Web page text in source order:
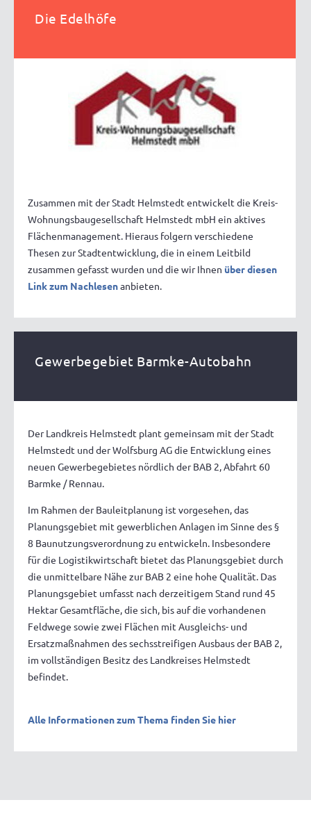
Die Edelhöfe
Zusammen mit der Stadt Helmstedt entwickelt die Kreis-
Wohnungsbaugesellschaft Helmstedt mbH ein aktives
Flächenmanagement. Hieraus folgern verschiedene
Thesen zur Stadtentwicklung, die in einem Leitbild
zusammen gefasst wurden und die wir Ihnen über diesen
Link zum Nachlesenanbieten.
Gewerbegebiet Barmke-Autobahn
Der Landkreis Helmstedt plant gemeinsam mit der Stadt
Helmstedt und der Wolfsburg AG die Entwicklung eines
neuen Gewerbegebietes nördlich der BAB 2, Abfahrt 60
Barmke / Rennau.
Im Rahmen der Bauleitplanung ist vorgesehen, das
Planungsgebiet mit gewerblichen Anlagen im Sinne des §
8 Baunutzungsverordnung zu entwickeln. Insbesondere
für die Logistikwirtschaft bietet das Planungsgebiet durch
die unmittelbare Nähe zur BAB 2 eine hohe Qualität. Das
Planungsgebiet umfasst nach derzeitigem Stand rund 45
Hektar Gesamtfläche, die sich, bis auf die vorhandenen
Feldwege sowie zwei Flächen mit Ausgleichs- und
Ersatzmaßnahmen des sechsstreifigen Ausbaus der BAB 2,
im vollständigen Besitz des Landkreises Helmstedt
befindet.
Alle Informationen zum Thema finden Sie hier